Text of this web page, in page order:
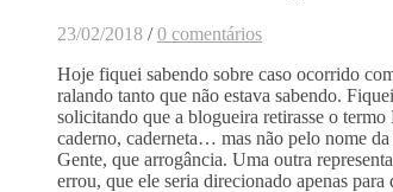
23/02/2018 / 0 comentários
Hoje fiquei sabendo sobre caso ocorrido
ralando tanto que não estava sabendo.
solicitando que a blogueira retirasse o
caderno, caderneta… mas não pelo nome
Gente, que arrogância. Uma outra
errou, que ele seria direcionado apenas